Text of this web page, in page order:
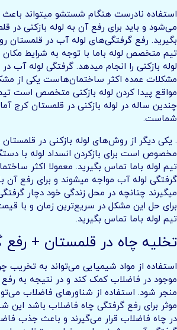
استفاده نادرست هنگام شستشو میتواند
می‌شود و باید برای رفع آن به لوله بازکنی در
بگیرید. رفع گرفتگی‌های لوله آب در قلمستان
تیم متخصص لوله باما با توجه به شرایط مکان
لوله بازکنی را انجام میدهد. گرفتگی لوله آب
مشکلات عمده اکثر ساختمان‌هاست یکی از
مواقع پیدا کردن لوله بازکنی متخصص است تیم
چندین ساله در لوله بازکنی در قلمستان کرج
شماست.
. یکی دیگر از روش‌های لوله بازکنی در قلمستان
مخصوص است برای بازکردن انسداد لوله با
تیم لوله باما تماس بگیرید. معمولا اکثر
گرفتگی لوله آب مواجه میشوند و برای رفع آن
میگیرند چنانچه در محل زندگی خود دچار
برای حل این مشکل در سریع‌ترین زمان و با
تیم لوله باما تماس بگیرید.
تخلیه چاه در قلمستان + رفع
استفاده از مواد شیمیایی می‌تواند به تخریب
موجود در فاضلاب کمک کند و در نتیجه به
منجر شود. استفاده از شناورهای فاضلاب
موثر برای رفع گرفتگی چاه فاضلاب باشد این
در چاه فاضلاب قرار می‌گیرند و باعث جذب